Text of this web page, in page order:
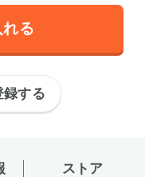
れる
録する
ストア